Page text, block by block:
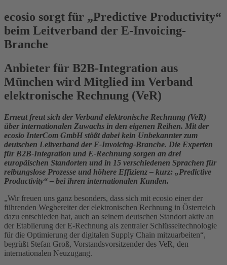
ecosio sorgt für „Predictive Productivity“
beim Leitverband der E-Invoicing-
Branche
Anbieter für B2B-Integration aus
München wird Mitglied im Verband
elektronische Rechnung (VeR)
Erneut freut sich der Verband elektronische Rechnung (VeR)
über internationalen Zuwachs in den eigenen Reihen. Mit der
ecosio InterCom GmbH stößt dabei kein Unbekannter zum
deutschen Leitverband der E-Invoicing-Branche. Die Experten
für B2B-Integration und E-Rechnung sorgen an drei
europäischen Standorten und in 15 verschiedenen Sprachen für
reibungslose Prozesse und höhere Effizienz – kurz: „Predictive
Productivity“ – bei ihren internationalen Kunden.
„Wir freuen uns ganz besonders, dass sich mit ecosio einer der
führenden Wegbereiter der elektronischen Rechnung in Österreich
dazu entschieden hat, auch an seinem deutschen Standort aktiv an
der Etablierung der E-Rechnung als zentraler Schlüsseltechnologie
für die Optimierung der digitalen Supply Chain mitzuarbeiten“,
begrüßt Stefan Groß, Vorstandsvorsitzender des VeR, den
internationalen Neuzugang.